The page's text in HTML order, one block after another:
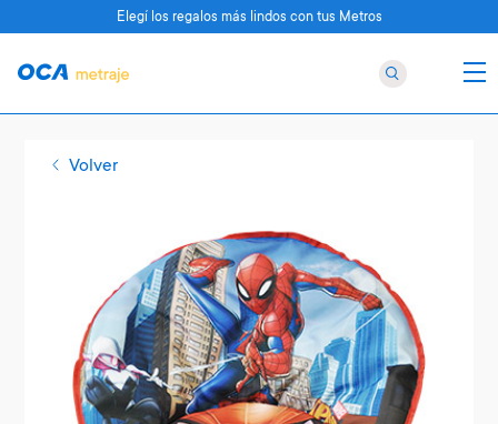
Volver
Elegí los regalos más lindos con tus Metros